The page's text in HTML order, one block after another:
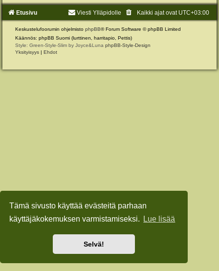
Tämä sivusto käyttää evästeitä parhaan
käyttäjäkokemuksen varmistamiseksi.
Lue lisää
Selvä!
Etusivu Kaikki ajat ovat UTC+03:00
Viesti Ylläpidolle
Keskustelufoorumin ohjelmisto phpBB® Forum Software © phpBB Limited
Käännös: phpBB Suomi (lurttinen, harritapio, Pettis)
Style: Green-Style-Slim by Joyce&Luna phpBB-Style-Design
Yksityisyys | Ehdot